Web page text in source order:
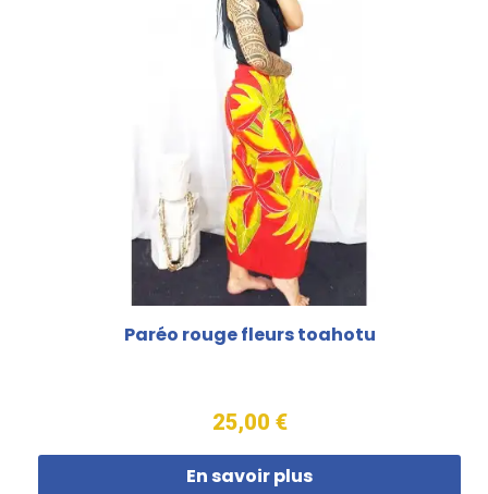
Paréo rouge fleurs toahotu
25,00 €
En savoir plus